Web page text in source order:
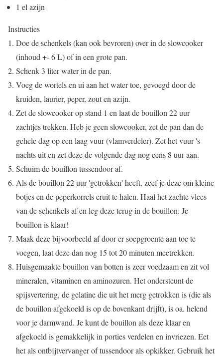
1 el azijn
Instructies
Doe de schenkels (kan ook bevroren) over in de slowcooker
(inhoud +- 6 L) of in een grote pan.
Schenk 3 liter water in de pan.
Voeg de wortels en ui aan het water toe, gevoegd door de
kruiden, laurier, peper, zout en azijn.
Zet de slowcooker op stand 1 en laat de bouillon 22 uur
zachtjes trekken. Heb je geen slowcooker, zet de pan dan de
gehele dag op een laag vuur (vlamverdeler). Zet het vuur 's
nachts uit en zet deze de volgende dag nog eens 8 uur aan.
Schuim de bouillon tussendoor af.
Als de bouillon 22 uur 'getrokken' heeft, zeef je deze om kleine
botjes en de peperkorrels eruit te halen. Haal het zachte vlees
van de schenkels af en leg deze terug in de bouillon. Je
bouillon is klaar!
Maak deze bijvoorbeeld af door er soepgroente aan toe te
voegen, laat deze dan nog 15 tot 20 minuten meetrekken.
Huisgemaakte bouillon van botten is zeer voedzaam en zit vol
mineralen, vitaminen en aminozuren. Het ondersteunt de
spijsvertering, de gelatine die uit het merg getrokken is (die als
de bouillon afgekoeld is op de bovenkant drijft), is oa. helend
voor je darmwand. Je kunt de bouillon als deze klaar en
afgekoeld is gemakkelijk in porties verdelen en invriezen. Eet
het als ontbijtvervanger of tussendoor als opkikker. Gebruik het